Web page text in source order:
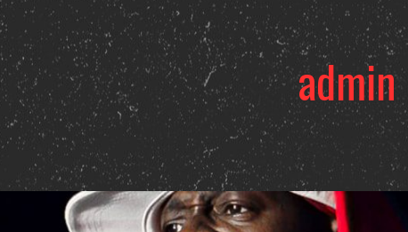
admin